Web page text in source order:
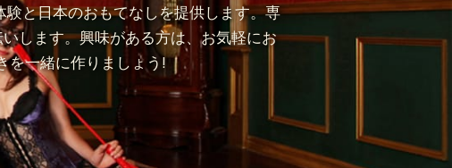
と日本のおもてなしを提供します。専
します。興味がある方は、お気軽にお
を一緒に作りましょう!